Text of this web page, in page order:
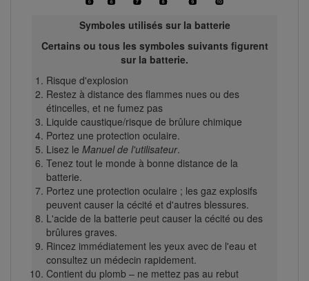
Symboles utilisés sur la batterie
Certains ou tous les symboles suivants figurent
sur la batterie.
Risque d'explosion
Restez à distance des flammes nues ou des
étincelles, et ne fumez pas
Liquide caustique/risque de brûlure chimique
Portez une protection oculaire.
Lisez le Manuel de l'utilisateur.
Tenez tout le monde à bonne distance de la
batterie.
Portez une protection oculaire ; les gaz explosifs
peuvent causer la cécité et d'autres blessures.
L'acide de la batterie peut causer la cécité ou des
brûlures graves.
Rincez immédiatement les yeux avec de l'eau et
consultez un médecin rapidement.
Contient du plomb – ne mettez pas au rebut